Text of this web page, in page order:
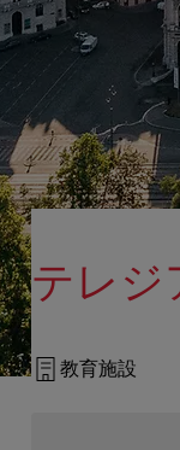
テレジ
教育施設